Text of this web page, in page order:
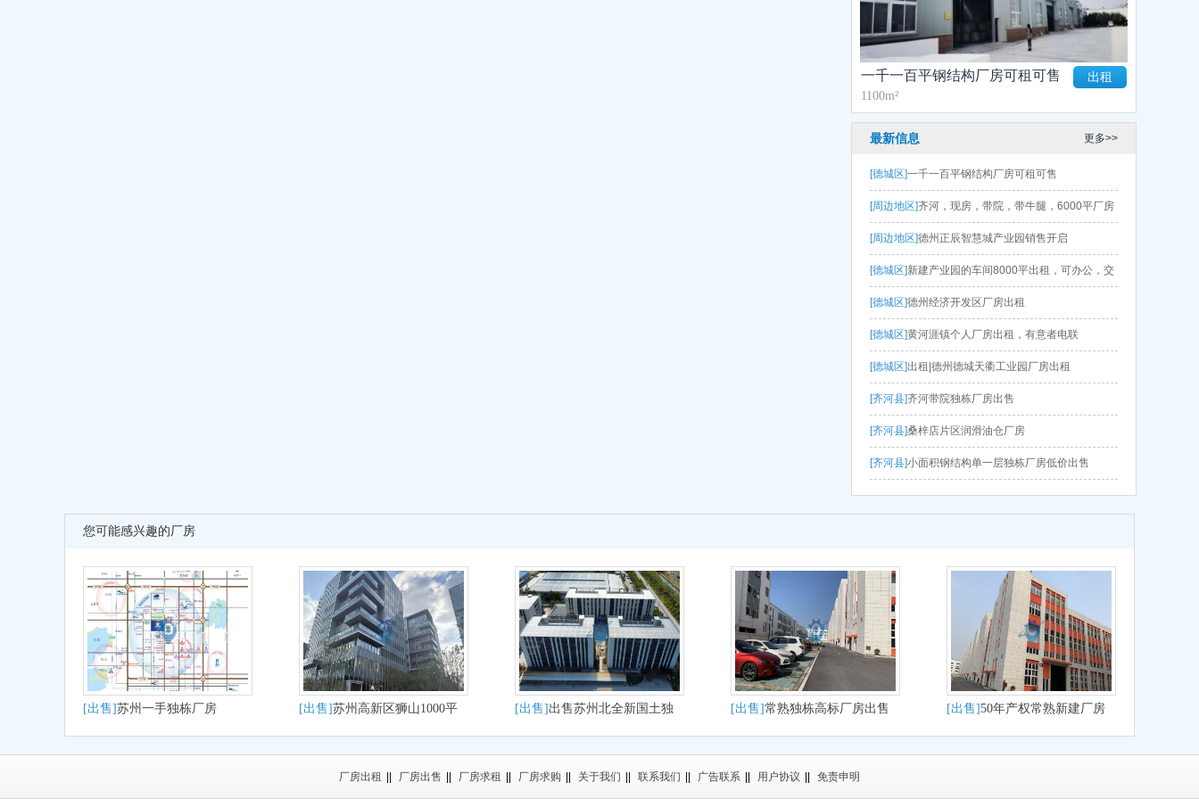
一千一百平钢结构厂房可租可售
1100m²
出租
最新信息 更多>>
[德城区]一千一百平钢结构厂房可租可售
[周边地区]齐河，现房，带院，带牛腿，6000平厂房
出售 层高9.5
[周边地区]德州正辰智慧城产业园销售开启
[德城区]新建产业园的车间8000平出租，可办公，交
通便利
[德城区]德州经济开发区厂房出租
[德城区]黄河涯镇个人厂房出租，有意者电联
[德城区]出租|德州德城天衢工业园厂房出租
[齐河县]齐河带院独栋厂房出售
[齐河县]桑梓店片区润滑油仓厂房
[齐河县]小面积钢结构单一层独栋厂房低价出售
您可能感兴趣的厂房
[出售]苏州一手独栋厂房 [出售]苏州高新区狮山1000平
大平层户型适合研发办公轻生
[出售] 出售苏州北全新国土独
栋分层厂房出售即买即用
[出售]常熟独栋高标厂房出售
2500
[出售]50年产权常熟新建厂房
1800至9000非中介
厂房出租 厂房出售 厂房求租 厂房求购 关于我们 联系我们 广告联系 用户协议 免责申明